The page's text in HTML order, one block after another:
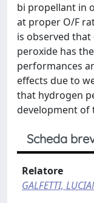
bi propellant in
at proper O/F
is observed
peroxide has
performances
effects due to
that hydrogen
development of
Scheda
Relatore
GALFETTI,